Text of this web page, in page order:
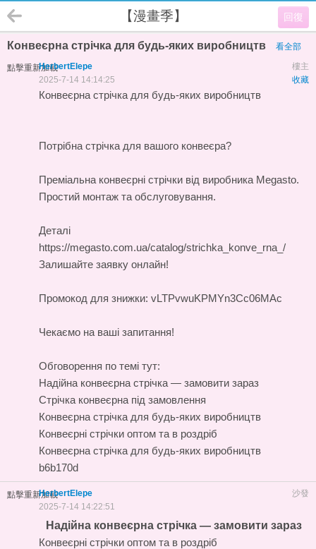
回復
【漫畫季】
Конвеєрна стрічка для будь-яких виробництв 看全部
點擊重新加載 樓主
HerbertElepe
收藏
2025-7-14 14:14:25
Конвеєрна стрічка для будь-яких виробництв
Потрібна стрічка для вашого конвеєра?
Преміальна конвеєрні стрічки від виробника Megasto.
Простий монтаж та обслуговування.
Деталі
https://megasto.com.ua/catalog/strichka_konve_rna_/
Залишайте заявку онлайн!
Промокод для знижки: vLTPvwuKPMYn3Cc06MAc
Чекаємо на ваші запитання!
Обговорення по темі тут:
Надійна конвеєрна стрічка — замовити зараз
Стрічка конвеєрна під замовлення
Конвеєрна стрічка для будь-яких виробництв
Конвеєрні стрічки оптом та в роздріб
Конвеєрна стрічка для будь-яких виробництв
b6b170d
點擊重新加載 沙發
HerbertElepe
2025-7-14 14:22:51
Надійна конвеєрна стрічка — замовити зараз
Конвеєрні стрічки оптом та в роздріб